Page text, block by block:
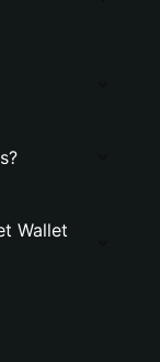
Wallet